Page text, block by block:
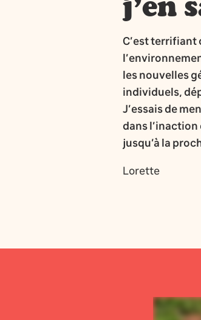
C’est terrifiant
les nouvelles
individuels,
J’essais de
dans
jusqu’à la
Lorette